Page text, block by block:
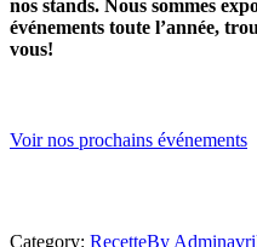
nos stands. Nous sommes
événements toute l’année,
vous!
Voir nos prochains événements
Category: RecetteBy Admin